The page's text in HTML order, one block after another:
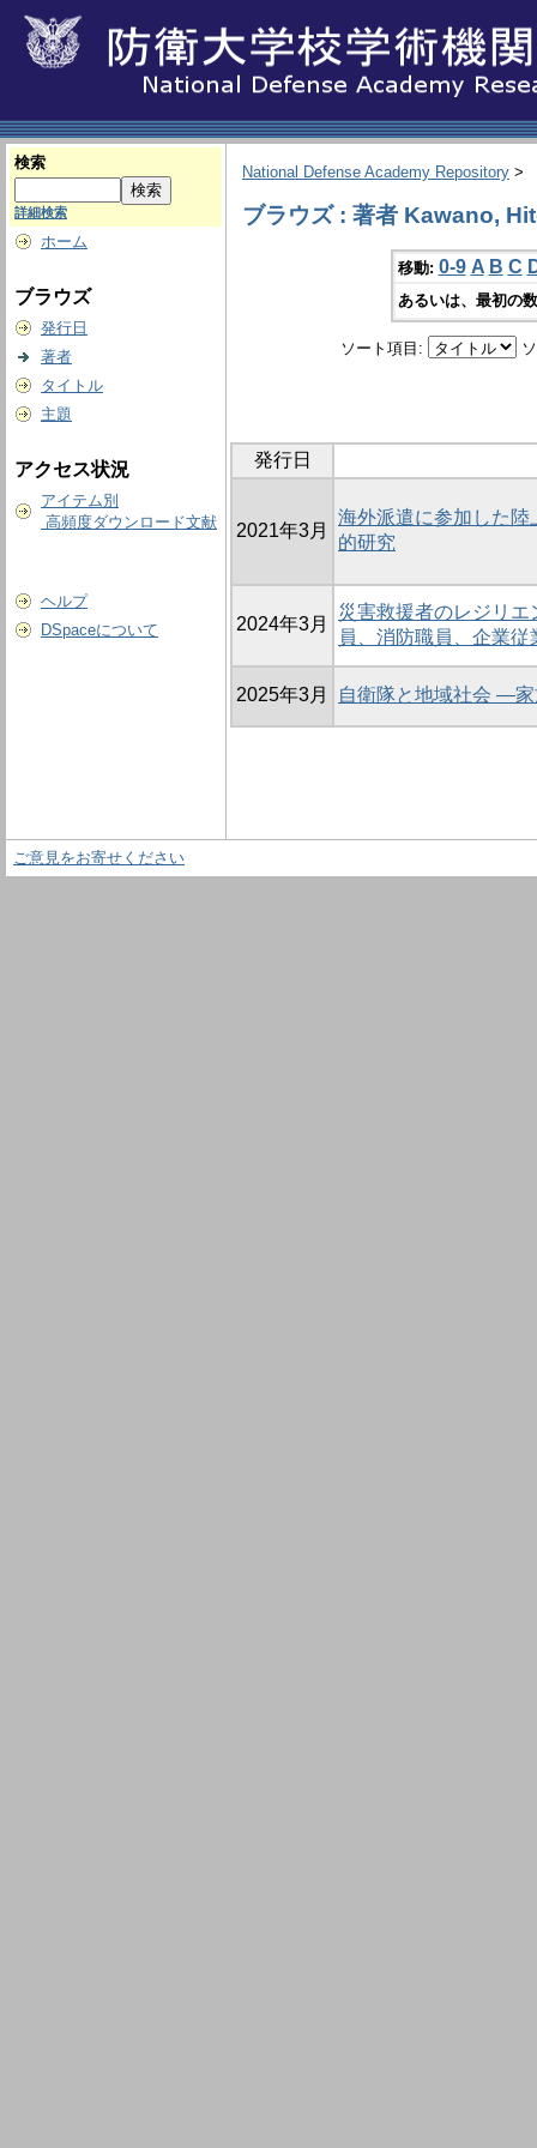
検索
詳細検索
ホーム
ブラウズ
発行日
著者
タイトル
主題
アクセス状況
アイテム別
高頻度ダウンロード文献
ヘルプ
DSpaceについて
National Defense Academy Repository >
ブラウズ : 著者 Kawano,
移動: 0-9 A B C
あるいは、最初の
ソート項目:
発行日
2021年3月
海外派遣に参加した
的研究
2024年3月
災害救援者のレジリ
員、消防職員、企業
2025年3月 自衛隊と地域社会 ―
ご意見をお寄せください